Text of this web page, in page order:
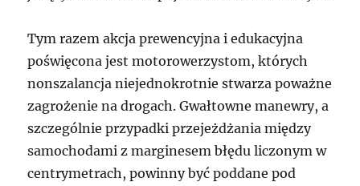
Tym razem akcja prewencyjna i edukacyjna
poświęcona jest motorowerzystom, których
nonszalancja niejednokrotnie stwarza poważne
zagrożenie na drogach. Gwałtowne manewry, a
szczególnie przypadki przejeżdżania między
samochodami z marginesem błędu liczonym w
centrymetrach, powinny być poddane pod